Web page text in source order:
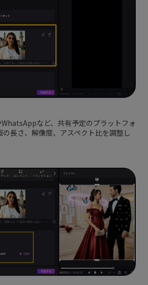
など、共有予定のプラットフォ
長さ、解像度、アスペクト比を調整し